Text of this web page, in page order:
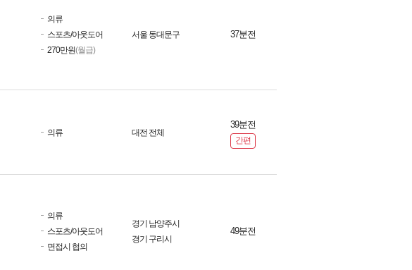
의류
스포츠/아웃도어
270만원(월급)
서울 동대문구 37분전
의류 대전 전체
39분전
간편
의류
스포츠/아웃도어
면접시 협의
경기 남양주시
경기 구리시
49분전